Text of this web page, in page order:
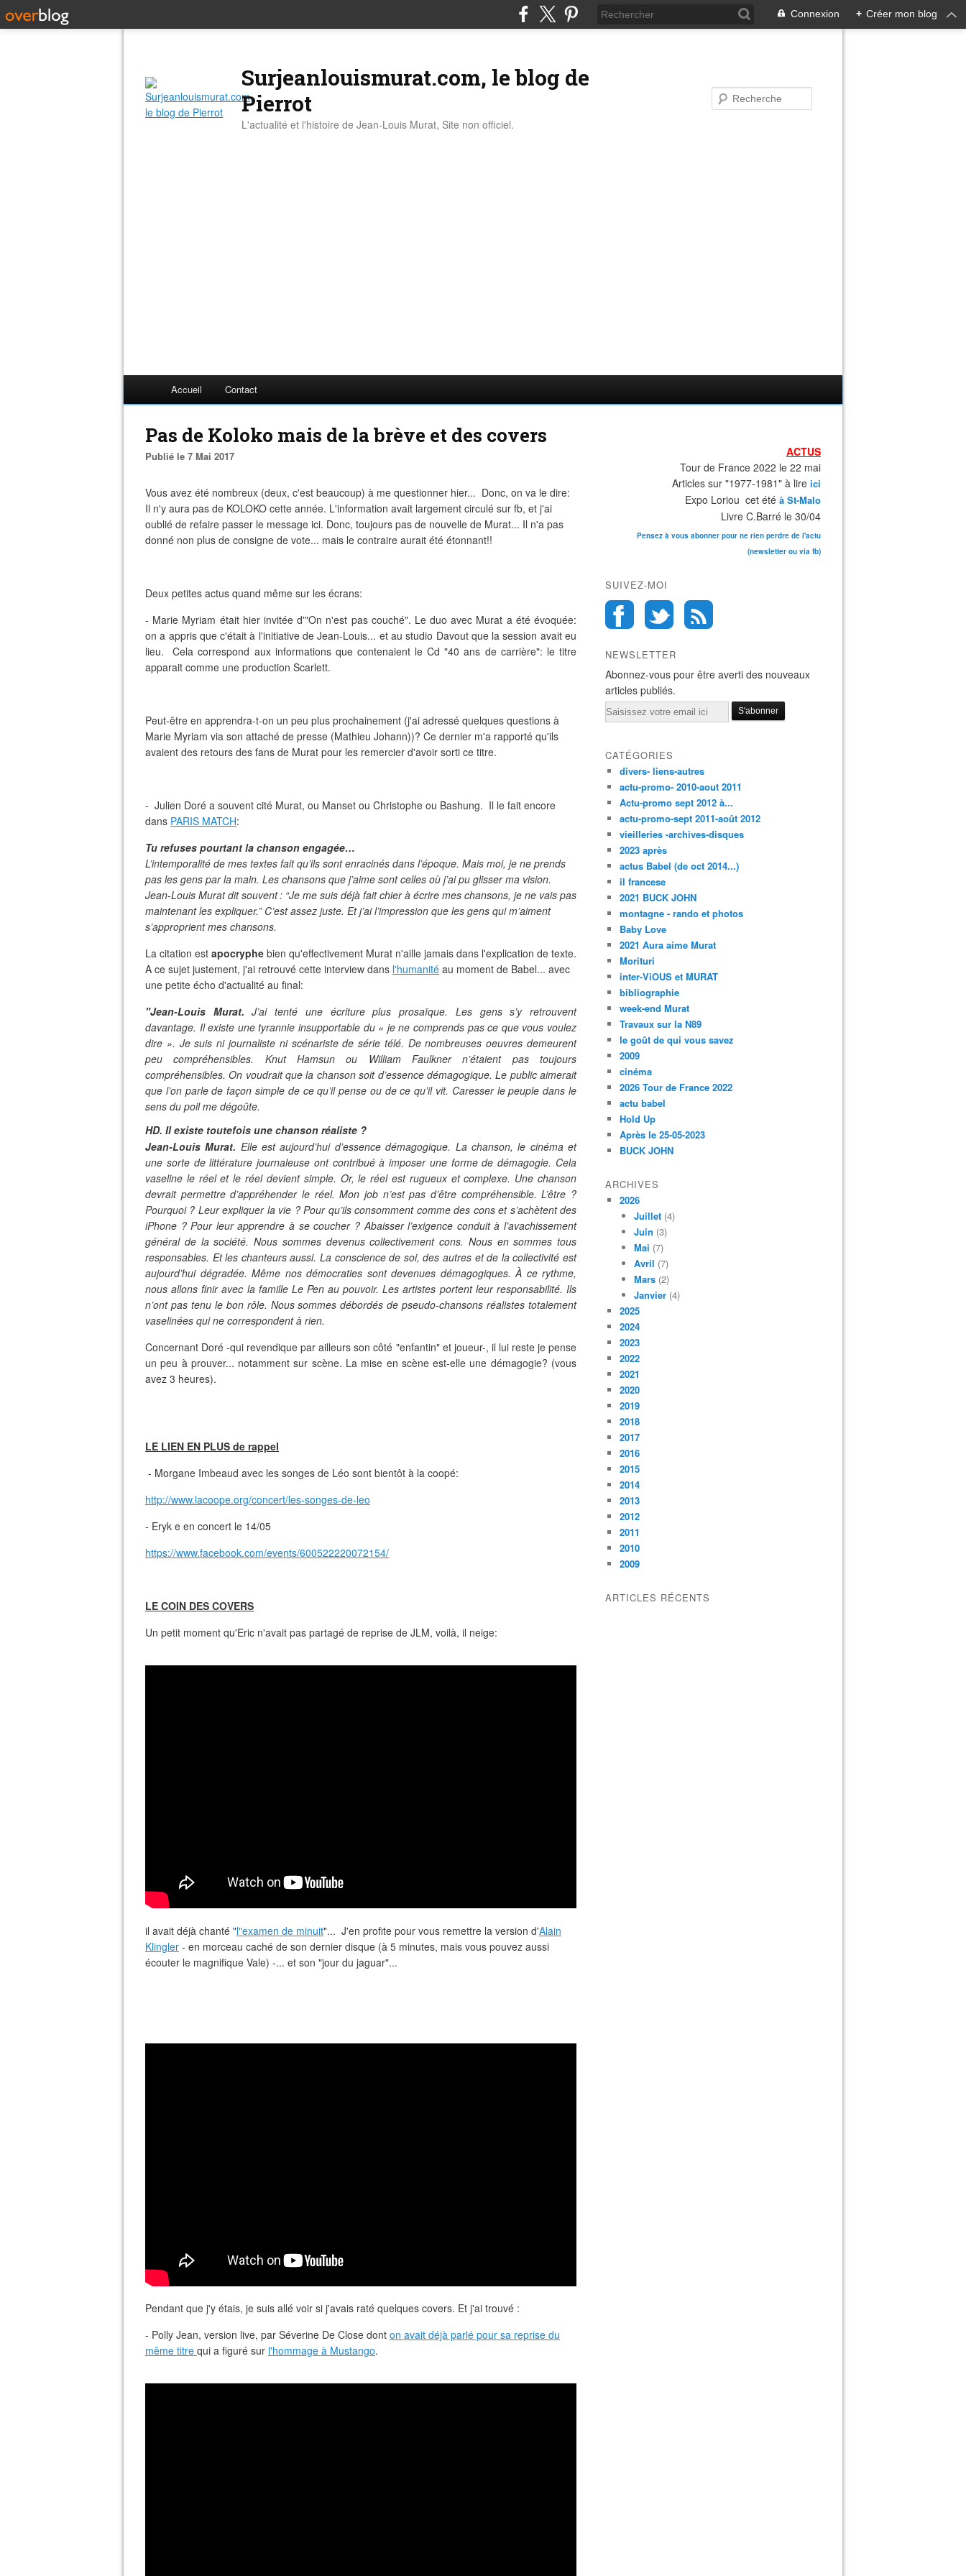
Connexion + Créer mon blog
Surjeanlouismurat.com, le blog de
Pierrot
L'actualité et l'histoire de Jean-Louis Murat, Site non officiel.
Accueil Contact
Pas de Koloko mais de la brève et des covers
Publié le 7 Mai 2017
Vous avez été nombreux (deux, c'est beaucoup) à me questionner hier... Donc, on va le dire:
Il n'y aura pas de KOLOKO cette année. L'information avait largement circulé sur fb, et j'ai
oublié de refaire passer le message ici. Donc, toujours pas de nouvelle de Murat... Il n'a pas
donné non plus de consigne de vote... mais le contraire aurait été étonnant!!
Deux petites actus quand même sur les écrans:
- Marie Myriam était hier invitée d'"On n'est pas couché". Le duo avec Murat a été évoquée:
on a appris que c'était à l'initiative de Jean-Louis... et au studio Davout que la session avait eu
lieu. Cela correspond aux informations que contenaient le Cd "40 ans de carrière": le titre
apparait comme une production Scarlett.
Peut-être en apprendra-t-on un peu plus prochainement (j'ai adressé quelques questions à
Marie Myriam via son attaché de presse (Mathieu Johann))? Ce dernier m'a rapporté qu'ils
avaient des retours des fans de Murat pour les remercier d'avoir sorti ce titre.
- Julien Doré a souvent cité Murat, ou Manset ou Christophe ou Bashung. Il le fait encore
dans PARIS MATCH:
Tu refuses pourtant la chanson engagée…
L’intemporalité de mes textes fait qu’ils sont enracinés dans l’époque. Mais moi, je ne prends
pas les gens par la main. Les chansons que j’aime sont celles où j’ai pu glisser ma vision.
Jean-Louis Murat dit souvent : “Je me suis déjà fait chier à écrire mes chansons, je ne vais pas
maintenant les expliquer.” C’est assez juste. Et j’ai l’impression que les gens qui m’aiment
s’approprient mes chansons.
La citation est apocryphe bien qu'effectivement Murat n'aille jamais dans l'explication de texte.
A ce sujet justement, j'ai retrouvé cette interview dans l'humanité au moment de Babel... avec
une petite écho d'actualité au final:
"Jean-Louis Murat. J’ai tenté une écriture plus prosaïque. Les gens s’y retrouvent
davantage. Il existe une tyrannie insupportable du « je ne comprends pas ce que vous voulez
dire ». Je suis ni journaliste ni scénariste de série télé. De nombreuses oeuvres demeurent
peu compréhensibles. Knut Hamsun ou William Faulkner n’étaient pas toujours
compréhensibles. On voudrait que la chanson soit d’essence démagogique. Le public aimerait
que l’on parle de façon simple de ce qu’il pense ou de ce qu’il vit. Caresser le peuple dans le
sens du poil me dégoûte.
HD. Il existe toutefois une chanson réaliste ?
Jean-Louis Murat. Elle est aujourd’hui d’essence démagogique. La chanson, le cinéma et
une sorte de littérature journaleuse ont contribué à imposer une forme de démagogie. Cela
vaseline le réel et le réel devient simple. Or, le réel est rugueux et complexe. Une chanson
devrait permettre d’appréhender le réel. Mon job n’est pas d’être compréhensible. L’être ?
Pourquoi ? Leur expliquer la vie ? Pour qu’ils consomment comme des cons et s’achètent des
iPhone ? Pour leur apprendre à se coucher ? Abaisser l’exigence conduit à l’avachissement
général de la société. Nous sommes devenus collectivement cons. Nous en sommes tous
responsables. Et les chanteurs aussi. La conscience de soi, des autres et de la collectivité est
aujourd’hui dégradée. Même nos démocraties sont devenues démagogiques. À ce rythme,
nous allons finir avec la famille Le Pen au pouvoir. Les artistes portent leur responsabilité. Ils
n’ont pas tenu le bon rôle. Nous sommes débordés de pseudo-chansons réalistes totalement
vaselinées qui ne correspondent à rien.
Concernant Doré -qui revendique par ailleurs son côté "enfantin" et joueur-, il lui reste je pense
un peu à prouver... notamment sur scène. La mise en scène est-elle une démagogie? (vous
avez 3 heures).
LE LIEN EN PLUS de rappel
- Morgane Imbeaud avec les songes de Léo sont bientôt à la coopé:
http://www.lacoope.org/concert/les-songes-de-leo
- Eryk e en concert le 14/05
https://www.facebook.com/events/600522220072154/
LE COIN DES COVERS
Un petit moment qu'Eric n'avait pas partagé de reprise de JLM, voilà, il neige:
il avait déjà chanté "l"examen de minuit"... J'en profite pour vous remettre la version d'Alain
Klingler - en morceau caché de son dernier disque (à 5 minutes, mais vous pouvez aussi
écouter le magnifique Vale) -... et son "jour du jaguar"...
Pendant que j'y étais, je suis allé voir si j'avais raté quelques covers. Et j'ai trouvé :
- Polly Jean, version live, par Séverine De Close dont on avait déjà parlé pour sa reprise du
même titre qui a figuré sur l'hommage à Mustango.
ACTUS
Tour de France 2022 le 22 mai
Articles sur "1977-1981" à lire ici
Expo Loriou cet été à St-Malo
Livre C.Barré le 30/04
Pensez à vous abonner pour ne rien perdre de l'actu
(newsletter ou via fb)
SUIVEZ-MOI
NEWSLETTER
Abonnez-vous pour être averti des nouveaux
articles publiés.
Email
CATÉGORIES
divers- liens-autres
actu-promo- 2010-aout 2011
Actu-promo sept 2012 à...
actu-promo-sept 2011-août 2012
vieilleries -archives-disques
2023 après
actus Babel (de oct 2014...)
il francese
2021 BUCK JOHN
montagne - rando et photos
Baby Love
2021 Aura aime Murat
Morituri
inter-ViOUS et MURAT
bibliographie
week-end Murat
Travaux sur la N89
le goût de qui vous savez
2009
cinéma
2026 Tour de France 2022
actu babel
Hold Up
Après le 25-05-2023
BUCK JOHN
ARCHIVES
2026
Juillet (4)
Juin (3)
Mai (7)
Avril (7)
Mars (2)
Janvier (4)
2025
2024
2023
2022
2021
2020
2019
2018
2017
2016
2015
2014
2013
2012
2011
2010
2009
ARTICLES RÉCENTS